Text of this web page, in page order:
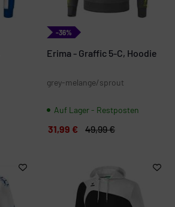
-36%
Erima - Graffic 5-C, Hoodie
grey-melange/sprout
Auf Lager - Restposten
31,99 € 49,99 €